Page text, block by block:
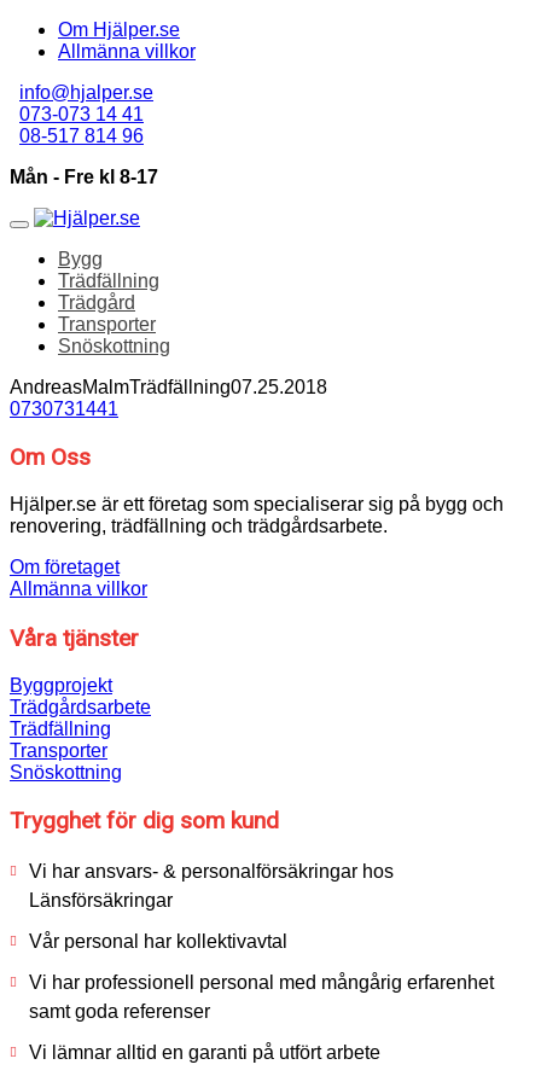
Om Hjälper.se
Allmänna villkor
info@hjalper.se
073-073 14 41
08-517 814 96
Mån - Fre kl 8-17
Bygg
Trädfällning
Trädgård
Transporter
Snöskottning
AndreasMalmTrädfällning07.25.2018
0730731441
Om Oss
Hjälper.se är ett företag som specialiserar sig på bygg och
renovering, trädfällning och trädgårdsarbete.
Om företaget
Allmänna villkor
Våra tjänster
Byggprojekt
Trädgårdsarbete
Trädfällning
Transporter
Snöskottning
Trygghet för dig som kund
Vi har ansvars- & personalförsäkringar hos
Länsförsäkringar
Vår personal har kollektivavtal
Vi har professionell personal med mångårig erfarenhet
samt goda referenser
Vi lämnar alltid en garanti på utfört arbete